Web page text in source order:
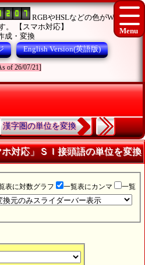
RGBやHSLなどの色がWEBで
。 【スマホ対応】
成・変換
English Version(英語版)
of 26/07/21]
漢字圏の単位を変換
対応」ＳＩ接頭語の単位を変換
表に対数グラフ
一覧表にカンマ
一覧